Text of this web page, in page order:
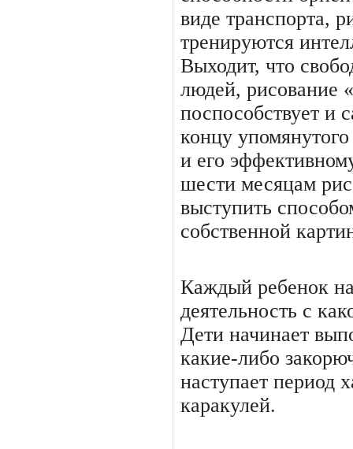
виде транспорта,
тренируются
Выходит, что
людей, рисование
поспособствует и
концу
и его
шести месяцам
выступить
собственной
Каждый ребенок
деятельность с
Дети начинает
какие-либо
наступает период
каракулей.